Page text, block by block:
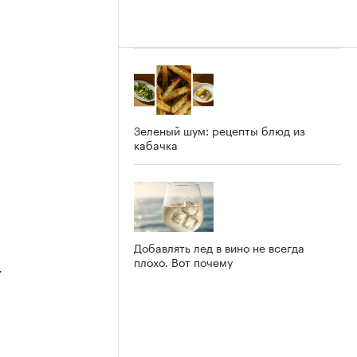
Зеленый шум: рецепты блюд из
кабачка
Добавлять лед в вино не всегда
плохо. Вот почему